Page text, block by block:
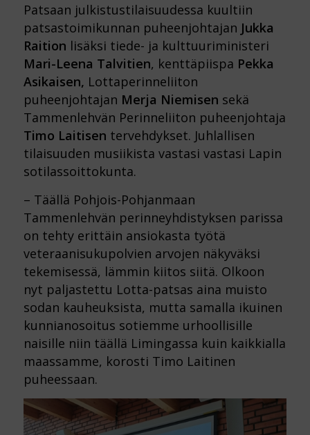
Patsaan julkistustilaisuudessa kuultiin
patsastoimikunnan puheenjohtajan Jukka
Raition lisäksi tiede- ja kulttuuriministeri
Mari-Leena Talvitien, kenttäpiispa Pekka
Asikaisen, Lottaperinneliiton
puheenjohtajan Merja Niemisen sekä
Tammenlehvän Perinneliiton puheenjohtaja
Timo Laitisen tervehdykset. Juhlallisen
tilaisuuden musiikista vastasi vastasi Lapin
sotilassoittokunta.
– Täällä Pohjois-Pohjanmaan
Tammenlehvän perinneyhdistyksen parissa
on tehty erittäin ansiokasta työtä
veteraanisukupolvien arvojen näkyväksi
tekemisessä, lämmin kiitos siitä. Olkoon
nyt paljastettu Lotta-patsas aina muisto
sodan kauheuksista, mutta samalla ikuinen
kunnianosoitus sotiemme urhoollisille
naisille niin täällä Limingassa kuin kaikkialla
maassamme, korosti Timo Laitinen
puheessaan.